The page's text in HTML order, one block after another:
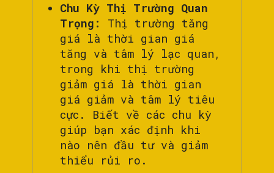
Chu Kỳ Thị Trường Quan
Trọng:
Thị trường tăng
giá là thời gian giá
tăng và tâm lý lạc quan,
trong khi thị trường
giảm giá là thời gian
giá giảm và tâm lý tiêu
cực. Biết về các chu kỳ
giúp bạn xác định khi
nào nên đầu tư và giảm
thiểu rủi ro.